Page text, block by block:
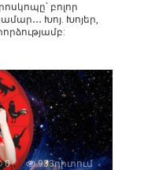
բոլոր
Խոյ. Խոյեր,
0 933դիտում